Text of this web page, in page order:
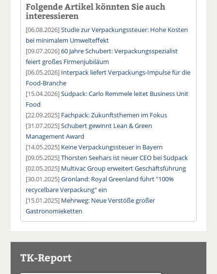
Folgende Artikel könnten Sie auch
interessieren
[06.08.2026]Studie zur Verpackungssteuer: Hohe Kosten
bei minimalem Umwelteffekt
[09.07.2026]60 Jahre Schubert: Verpackungsspezialist
feiert großes Firmenjubiläum
[06.05.2026] Interpack liefert Verpackungs-Impulse für die
Food-Branche
[15.04.2026]Südpack: Carlo Remmele leitet Business Unit
Food
[22.09.2025] Fachpack: Zukunftsthemen im Fokus
[31.07.2025]Schubert gewinnt Lean & Green
Management Award
[14.05.2025] Keine Verpackungssteuer in Bayern
[09.05.2025]Thorsten Seehars ist neuer CEO bei Südpack
[02.05.2025] Multivac Group erweitert Geschäftsführung
[30.01.2025]Grönland: Royal Greenland führt "100%
recycelbare Verpackung" ein
[15.01.2025] Mehrweg: Neue Verstöße großer
Gastronomieketten
TK-Report